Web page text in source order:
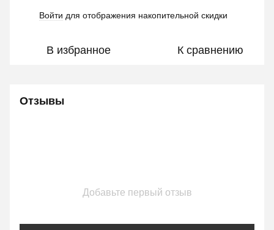
Войти для отображения накопительной скидки
В избранное К сравнению
Отзывы
Добавьте первый отзыв